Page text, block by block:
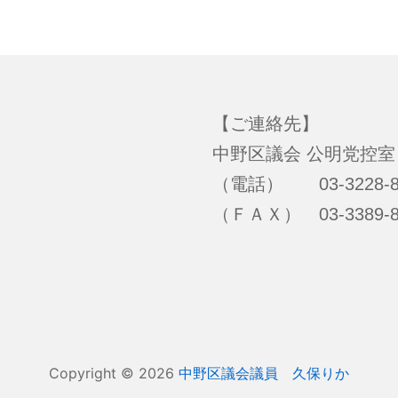
【ご連絡先】
中野区議会 公明党控室
（電話） 03-3228-
（ＦＡＸ） 03-3389-
Copyright © 2026 中野区議会議員 久保りか